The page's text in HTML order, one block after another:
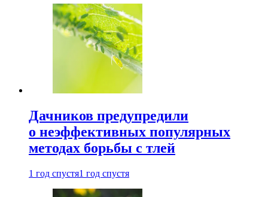
Дачников предупредили
о неэффективных популярных
методах борьбы с тлей
1 год спустя1 год спустя